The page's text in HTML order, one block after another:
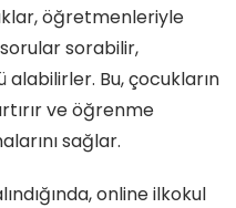
öğretmenleriyle
sorabilir,
alabilirler. Bu, çocukların
ve öğrenme
sağlar.
online ilkokul